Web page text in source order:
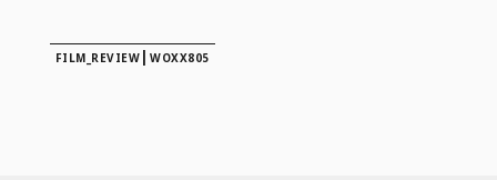
FILM_REVIEW |WOXX805